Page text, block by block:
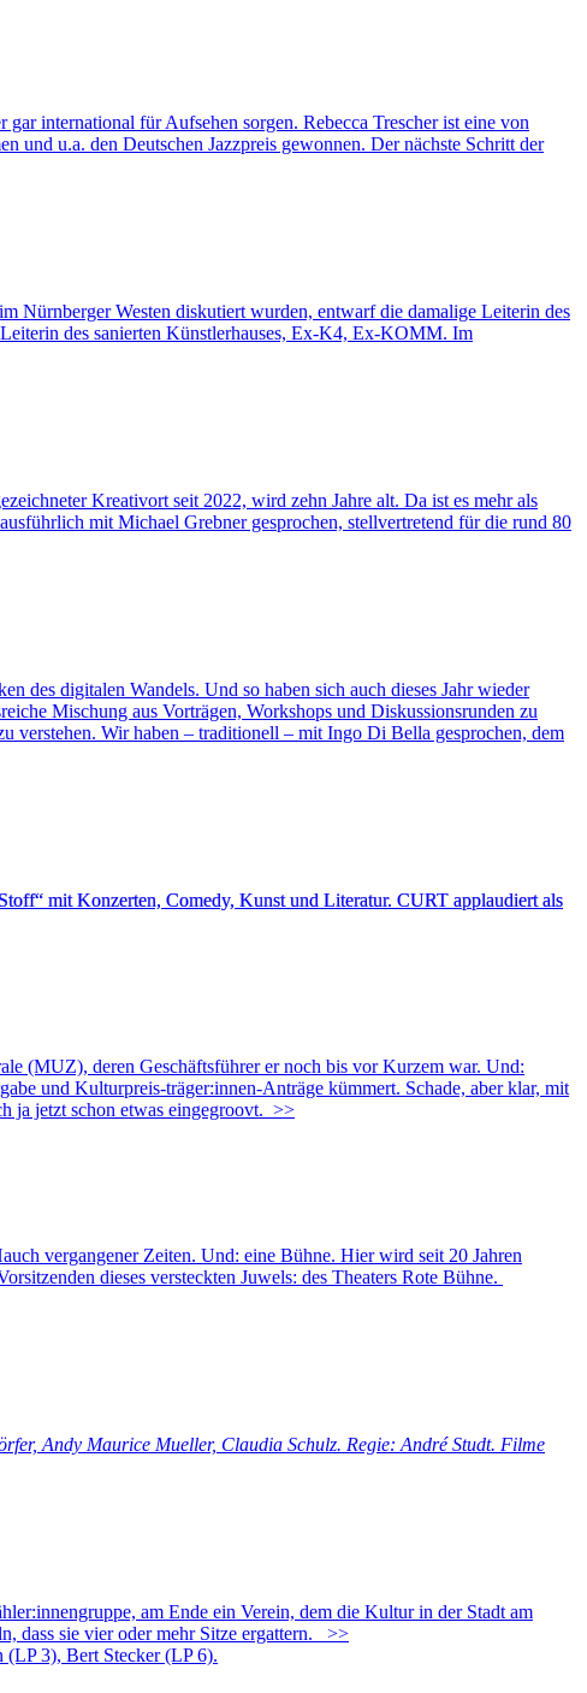
international für Aufsehen sorgen. Rebecca Trescher ist eine von
und u.a. den Deutschen Jazzpreis gewonnen. Der nächste Schritt der
Westen diskutiert wurden, entwarf die damalige Leiterin des
des sanierten Künstlerhauses, Ex-K4, Ex-KOMM. Im
Kreativort seit 2022, wird zehn Jahre alt. Da ist es mehr als
mit Michael Grebner gesprochen, stellvertretend für die rund 80
des digitalen Wandels. Und so haben sich auch dieses Jahr wieder
Mischung aus Vorträgen, Workshops und Diskussionsrunden zu
verstehen. Wir haben – traditionell – mit Ingo Di Bella gesprochen, dem
mit Konzerten, Comedy, Kunst und Literatur. CURT applaudiert als
(MUZ), deren Geschäftsführer er noch bis vor Kurzem war. Und:
und Kulturpreis-träger:innen-Anträge kümmert. Schade, aber klar, mit
ja jetzt schon etwas eingegroovt. >>
vergangener Zeiten. Und: eine Bühne. Hier wird seit 20 Jahren
dieses versteckten Juwels: des Theaters Rote Bühne.
Andy Maurice Mueller, Claudia Schulz. Regie: André Studt. Filme
am Ende ein Verein, dem die Kultur in der Stadt am
dass sie vier oder mehr Sitze ergattern.
>>